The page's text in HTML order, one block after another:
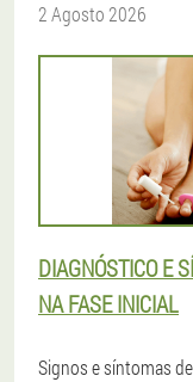
2 Agosto 2026
DIAGNÓSTICO E
NA FASE INICIAL
Signos e síntomas